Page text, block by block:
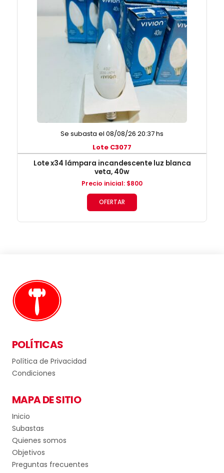
Se subasta el 08/08/26 20:37 hs
Lote C3077
Lote x34 lámpara incandescente luz blanca
veta, 40w
Precio inicial: $800
OFERTAR
POLÍTICAS
Política de Privacidad
Condiciones
MAPA DE SITIO
Inicio
Subastas
Quienes somos
Objetivos
Preguntas frecuentes